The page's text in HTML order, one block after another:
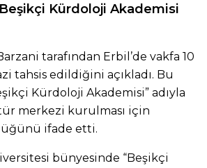
Kürdoloji Akademisi
tarafından Erbil’de vakfa 10
tahsis edildiğini açıkladı. Bu
Kürdoloji Akademisi” adıyla
merkezi kurulması için
ifade etti.
bünyesinde “Beşikçi